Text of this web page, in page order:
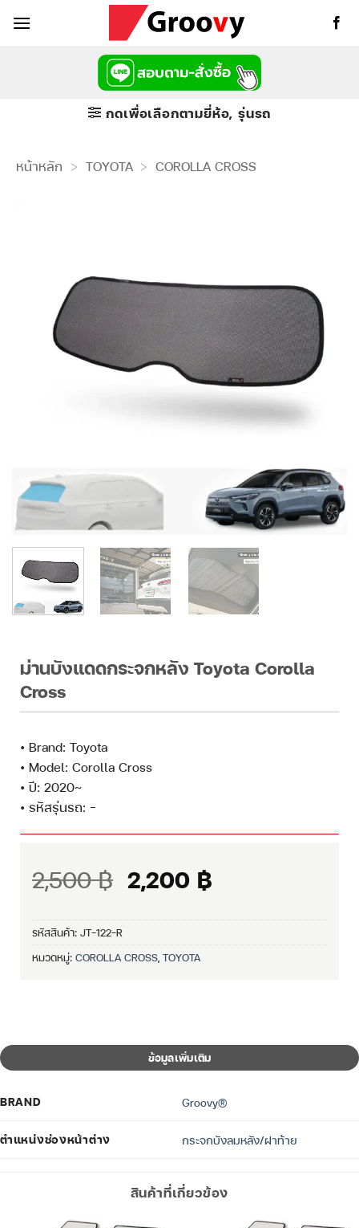
กดเพื่อเลือกตามยี่ห้อ, รุ่นรถ
หน้าหลัก > TOYOTA > COROLLA CROSS
ม่านบังแดดกระจกหลัง Toyota Corolla
Cross
• Brand: Toyota
• Model: Corolla Cross
• ปี: 2020~
• รหัสรุ่นรถ: –
2,500฿ Original
price
was:
2,500 ฿.
2,200 ฿Current
is:
2,200 ฿.
รหัสสินค้า: JT-122-R
หมวดหมู่: COROLLA CROSS, TOYOTA
ข้อมูลเพิ่มเติม
BRAND Groovy®
ตำแหน่งช่องหน้าต่าง กระจกบังลมหลัง/ฝาท้าย
สินค้าที่เกี่ยวข้อง